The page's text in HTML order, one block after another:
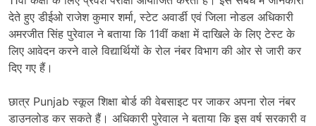
देते हुए डीईओ राजेश कुमार शर्मा, स्टेट अवार्डी एवं जिला नोडल अधिकारी
अमरजीत सिंह पुरेवाल ने बताया कि 11वीं कक्षा में दाखिले के लिए टेस्ट के
लिए आवेदन करने वाले विद्यार्थियों के रोल नंबर विभाग की ओर से जारी कर
दिए गए हैं।
छात्र Punjab स्कूल शिक्षा बोर्ड की वेबसाइट पर जाकर अपना रोल नंबर
डाउनलोड कर सकते हैं। अधिकारी पुरेवाल ने बताया कि इस वर्ष सरकारी व